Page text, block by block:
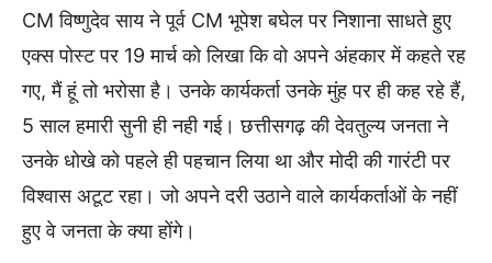
CM विष्णुदेव साय ने पूर्व CM भूपेश बघेल पर निशाना साधते हुए
एक्स पोस्ट पर 19 मार्च को लिखा कि वो अपने अंहकार में कहते रह
गए, मैं हूं तो भरोसा है। उनके कार्यकर्ता उनके मुंह पर ही कह रहे हैं,
5 साल हमारी सुनी ही नही गई। छत्तीसगढ़ की देवतुल्य जनता ने
उनके धोखे को पहले ही पहचान लिया था और मोदी की गारंटी पर
विश्वास अटूट रहा। जो अपने दरी उठाने वाले कार्यकर्ताओं के नहीं
हुए वे जनता के क्या होंगे।